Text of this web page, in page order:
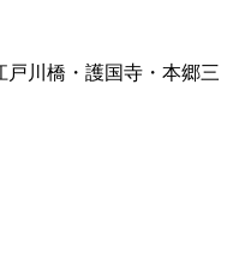
戸川橋・護国寺・本郷三